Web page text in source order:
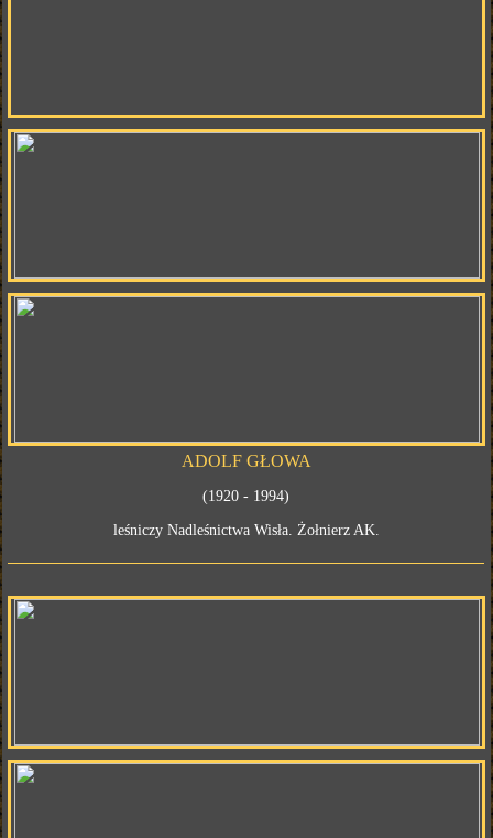
ADOLF GŁOWA
(1920 - 1994)
leśniczy Nadleśnictwa Wisła. Żołnierz AK.